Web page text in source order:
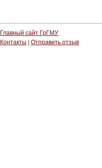
Главный сайт ГрГМУ
Контакты
Отправить отзыв